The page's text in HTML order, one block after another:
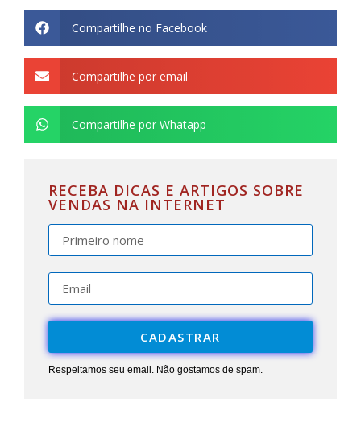
Compartilhe no Facebook
Compartilhe por email
Compartilhe por Whatapp
RECEBA DICAS E ARTIGOS SOBRE
VENDAS NA INTERNET
CADASTRAR
Respeitamos seu email. Não gostamos de spam.